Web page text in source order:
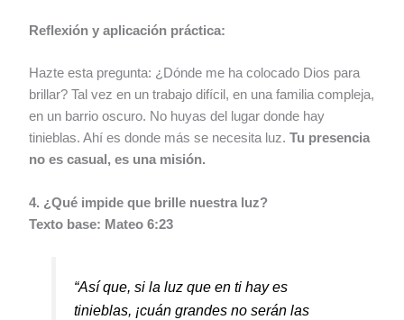
Reflexión y aplicación práctica:
Hazte esta pregunta: ¿Dónde me ha colocado Dios para
brillar? Tal vez en un trabajo difícil, en una familia compleja,
en un barrio oscuro. No huyas del lugar donde hay
tinieblas. Ahí es donde más se necesita luz.Tu presencia
no es casual, es una misión.
4. ¿Qué impide que brille nuestra luz?
Texto base: Mateo 6:23
“Así que, si la luz que en ti hay es
tinieblas, ¡cuán grandes no serán las